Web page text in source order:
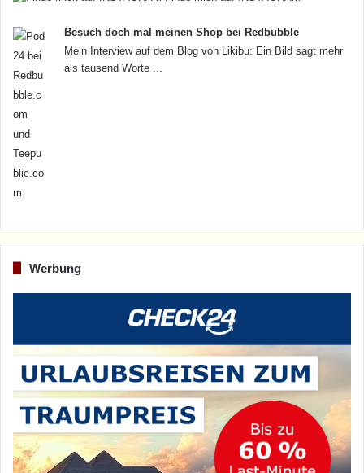
Besuch doch mal meinen Shop bei Redbubble
Mein Interview auf dem Blog von Likibu: Ein Bild sagt mehr
als tausend Worte ...
Werbung